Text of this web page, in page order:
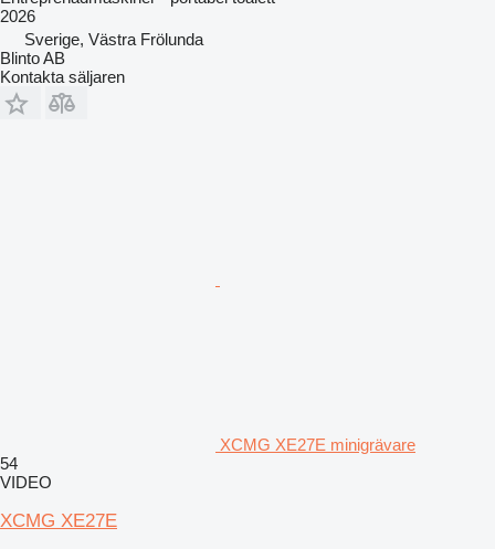
2026
Sverige, Västra Frölunda
Blinto AB
Kontakta säljaren
XCMG XE27E minigrävare
54
VIDEO
XCMG XE27E